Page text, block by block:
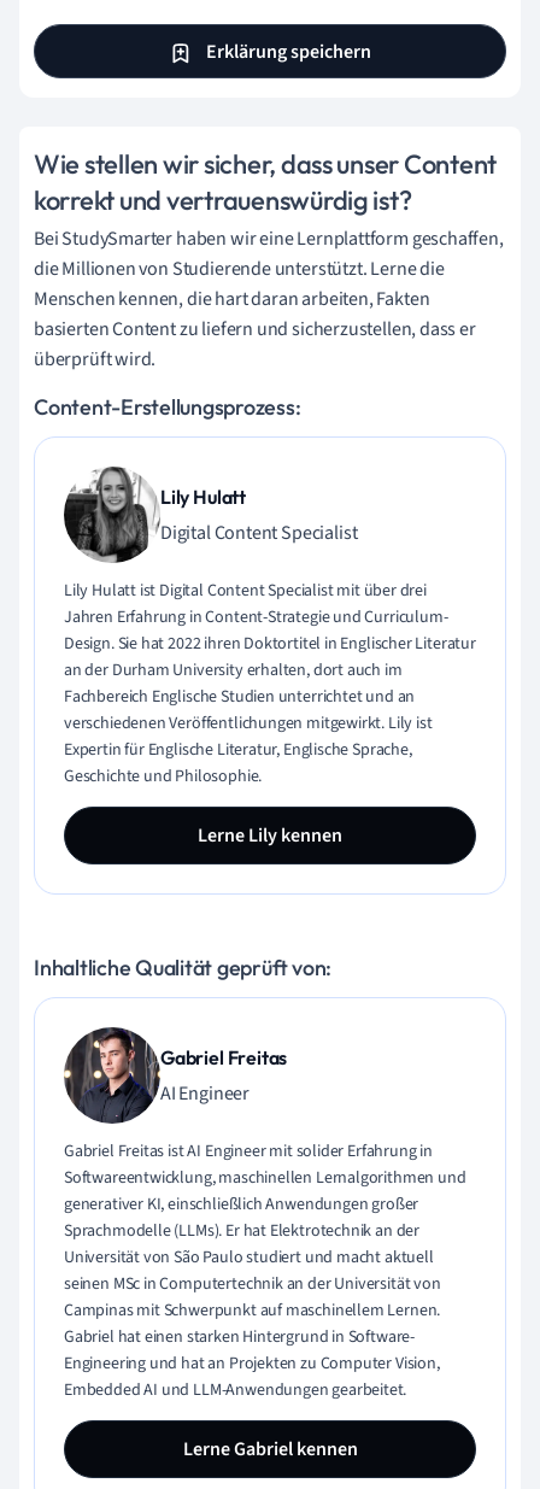
Erklärung speichern
Wie stellen wir sicher, dass unser Content
korrekt und vertrauenswürdig ist?
Bei StudySmarter haben wir eine Lernplattform geschaffen,
die Millionen von Studierende unterstützt. Lerne die
Menschen kennen, die hart daran arbeiten, Fakten
basierten Content zu liefern und sicherzustellen, dass er
überprüft wird.
Content-Erstellungsprozess:
Lily Hulatt
Digital Content Specialist
Lily Hulatt ist Digital Content Specialist mit über drei
Jahren Erfahrung in Content-Strategie und Curriculum-
Design. Sie hat 2022 ihren Doktortitel in Englischer Literatur
an der Durham University erhalten, dort auch im
Fachbereich Englische Studien unterrichtet und an
verschiedenen Veröffentlichungen mitgewirkt. Lily ist
Expertin für Englische Literatur, Englische Sprache,
Geschichte und Philosophie.
Lerne Lily kennen
Inhaltliche Qualität geprüft von:
Gabriel Freitas
AI Engineer
Gabriel Freitas ist AI Engineer mit solider Erfahrung in
Softwareentwicklung, maschinellen Lernalgorithmen und
generativer KI, einschließlich Anwendungen großer
Sprachmodelle (LLMs). Er hat Elektrotechnik an der
Universität von São Paulo studiert und macht aktuell
seinen MSc in Computertechnik an der Universität von
Campinas mit Schwerpunkt auf maschinellem Lernen.
Gabriel hat einen starken Hintergrund in Software-
Engineering und hat an Projekten zu Computer Vision,
Embedded AI und LLM-Anwendungen gearbeitet.
Lerne Gabriel kennen